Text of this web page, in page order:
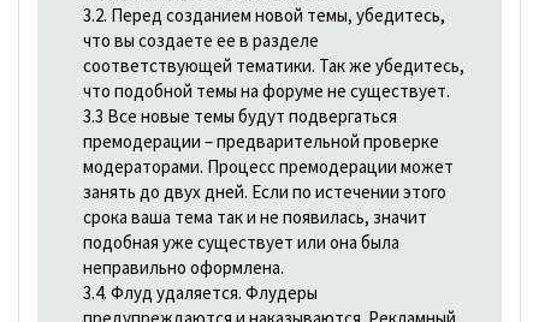
3.2. Перед созданием новой темы, убедитесь,
что вы создаете ее в разделе
соответствующей тематики. Так же убедитесь,
что подобной темы на форуме не существует.
3.3 Все новые темы будут подвергаться
премодерации – предварительной проверке
модераторами. Процесс премодерации может
занять до двух дней. Если по истечении этого
срока ваша тема так и не появилась, значит
подобная уже существует или она была
неправильно оформлена.
3.4. Флуд удаляется. Флудеры